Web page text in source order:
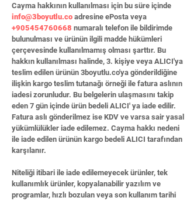
Cayma hakkının kullanılması için bu süre içinde
info@3boyutlu.co adresine ePosta veya
+905454760668 numaralı telefon ile bildirimde
bulunulması ve ürünün ilgili madde hükümleri
çerçevesinde kullanılmamış olması şarttır. Bu
hakkın kullanılması halinde, 3. kişiye veya ALICI'ya
teslim edilen ürünün 3boyutlu.co'ya gönderildiğine
ilişkin kargo teslim tutanağı örneği ile fatura aslının
iadesi zorunludur. Bu belgelerin ulaşmasını takip
eden 7 gün içinde ürün bedeli ALICI' ya iade edilir.
Fatura aslı gönderilmez ise KDV ve varsa sair yasal
yükümlülükler iade edilemez. Cayma hakkı nedeni
ile iade edilen ürünün kargo bedeli ALICI tarafından
karşılanır.
Niteliği itibari ile iade edilemeyecek ürünler, tek
kullanımlık ürünler, kopyalanabilir yazılım ve
programlar, hızlı bozulan veya son kullanım tarihi